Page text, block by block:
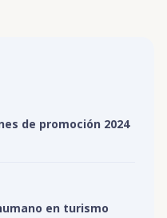
de promoción 2024
en turismo